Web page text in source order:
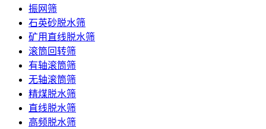
振网筛
石英砂脱水筛
矿用直线脱水筛
滚筒回转筛
有轴滚筒筛
无轴滚筒筛
精煤脱水筛
直线脱水筛
高频脱水筛